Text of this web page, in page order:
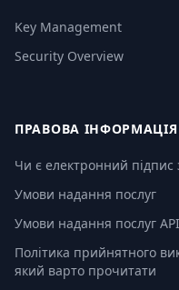
Key Management
Security Overview
ПРАВОВА ІНФОРМАЦІЯ
Чи є електронний підпис
Умови надання послуг
Умови надання послуг API
Політика прийнятного
який варто прочитати